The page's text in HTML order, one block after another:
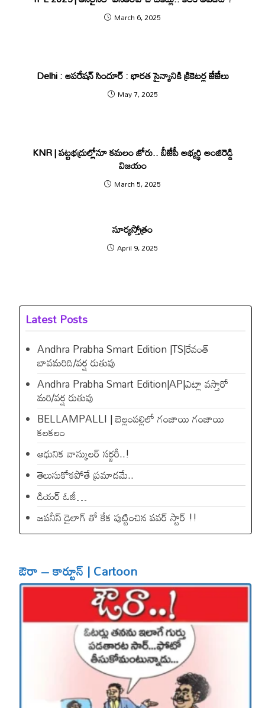
March 6, 2025
Delhi : ఆపరేషన్ సిందూర్ : భారత సైన్యానికి క్రికెటర్ల జేజేలు
May 7, 2025
KNR | పట్టభద్రుల్లోనూ కమలం జోరు.. బీజేపీ అభ్యర్థి అంజిరెడ్డి
విజయం
March 5, 2025
సూర్యస్తోత్రం
April 9, 2025
Latest Posts
Andhra Prabha Smart Edition |TS|రేవంత్​
బావమరిది/వర్ష రుతువు
Andhra Prabha Smart Edition|AP|ఎట్లా వస్తారో
మరి/వర్ష రుతువు
BELLAMPALLI | బెల్లంపల్లిలో గంజాయి గంజాయి
కలకలం
ఆధునిక వాస్కులర్ సర్జరీ..!
తెలుసుకోకపోతే ప్రమాదమే..
డియ‌ర్ ఓజీ…
జపనీస్ డైలాగ్ తో కేక పుట్టించిన ప‌వ‌ర్ స్టార్ !!
ఔరా – కార్టూన్ | Cartoon